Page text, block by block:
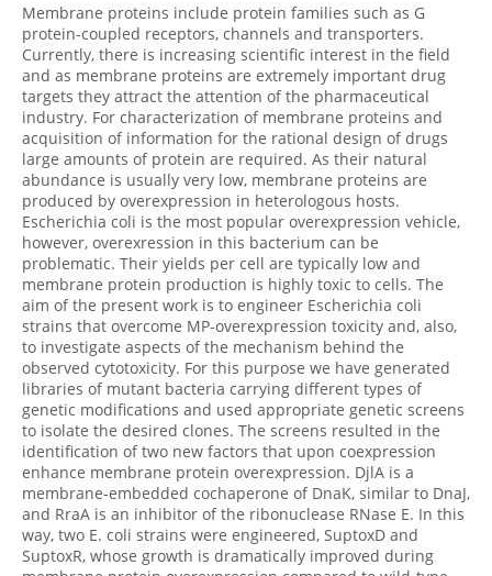
Membrane proteins include protein families such as G
protein-coupled receptors, channels and transporters.
Currently, there is increasing scientific interest in the field
and as membrane proteins are extremely important drug
targets they attract the attention of the pharmaceutical
industry. For characterization of membrane proteins and
acquisition of information for the rational design of drugs
large amounts of protein are required. As their natural
abundance is usually very low, membrane proteins are
produced by overexpression in heterologous hosts.
Escherichia coli is the most popular overexpression vehicle,
however, overexression in this bacterium can be
problematic. Their yields per cell are typically low and
membrane protein production is highly toxic to cells. The
aim of the present work is to engineer Escherichia coli
strains that overcome MP-overexpression toxicity and, also,
to investigate aspects of the mechanism behind the
observed cytotoxicity. For this purpose we have generated
libraries of mutant bacteria carrying different types of
genetic modifications and used appropriate genetic screens
to isolate the desired clones. The screens resulted in the
identification of two new factors that upon coexpression
enhance membrane protein overexpression. DjlA is a
membrane-embedded cochaperone of DnaK, similar to DnaJ,
and RraA is an inhibitor of the ribonuclease RNase E. In this
way, two E. coli strains were engineered, SuptoxD and
SuptoxR, whose growth is dramatically improved during